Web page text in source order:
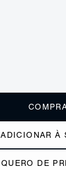
ADICIONAR À
QUERO DE